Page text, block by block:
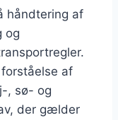
håndtering af
og
af
, sø- og
der gælder